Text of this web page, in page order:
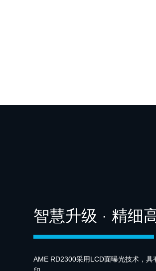
智慧升级 · 精细
AME RD2300采用LCD面曝光技术，